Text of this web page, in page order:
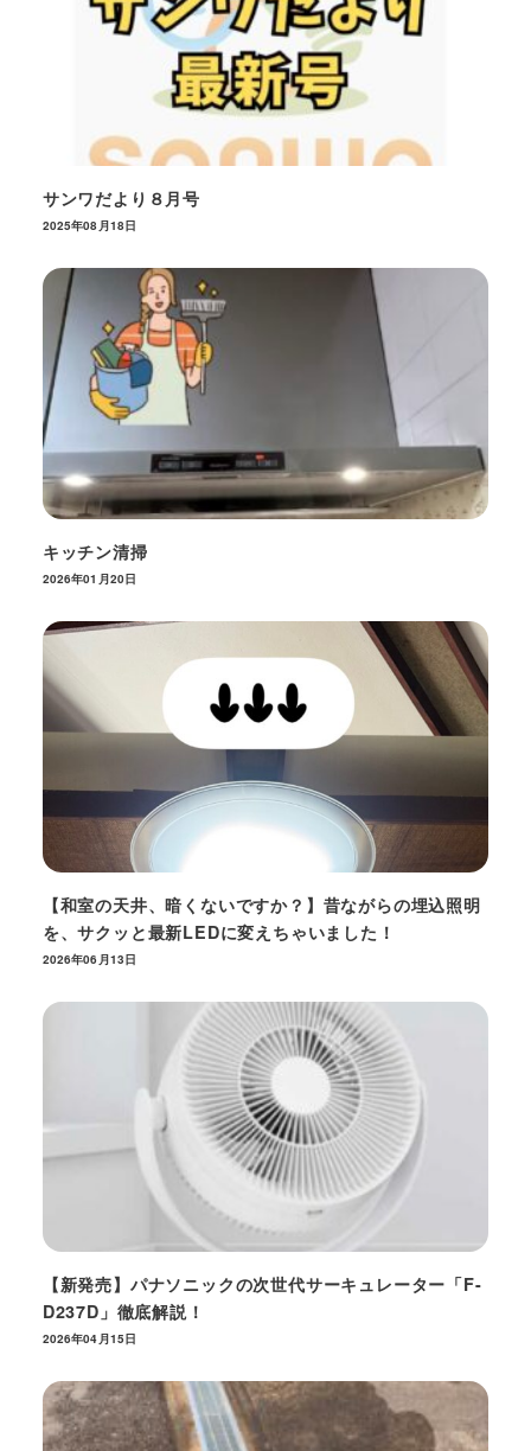
サンワだより８月号
2025年08月18日
キッチン清掃
2026年01月20日
【和室の天井、暗くないですか？】昔ながらの埋込照明
を、サクッと最新LEDに変えちゃいました！
2026年06月13日
【新発売】パナソニックの次世代サーキュレーター「F-
D237D」徹底解説！
2026年04月15日